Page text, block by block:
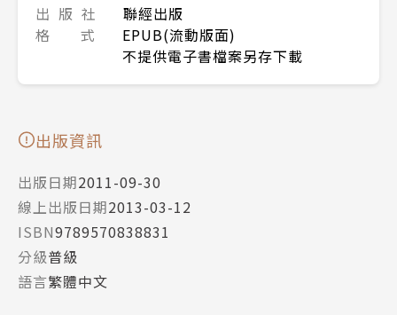
出 版 社
聯經出版
格 式
EPUB(流動版面)
不提供電子書檔案另存下載
出版資訊
出版日期2011-09-30
線上出版日期2013-03-12
ISBN9789570838831
分級普級
語言繁體中文